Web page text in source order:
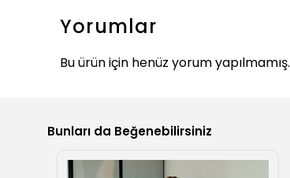
Yorumlar
Bu ürün için henüz yorum yapılmamış.
Bunları da Beğenebilirsiniz